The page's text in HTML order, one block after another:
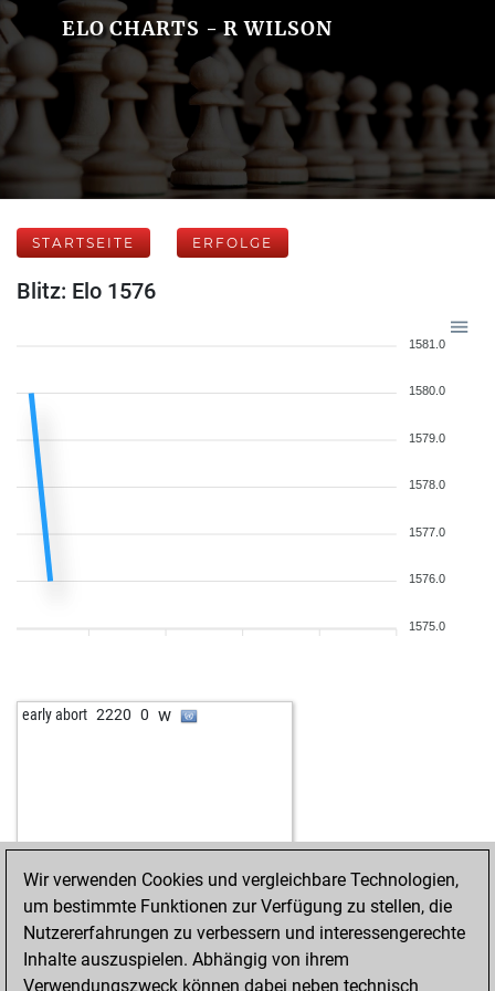
ELO CHARTS - R WILSON
STARTSEITE ERFOLGE
Blitz: Elo 1576
1581.0
1580.0
1579.0
1578.0
1577.0
1576.0
1575.0
early abort 2220 0 w
Wir verwenden Cookies und vergleichbare Technologien,
um bestimmte Funktionen zur Verfügung zu stellen, die
Nutzererfahrungen zu verbessern und interessengerechte
Inhalte auszuspielen. Abhängig von ihrem
Verwendungszweck können dabei neben technisch